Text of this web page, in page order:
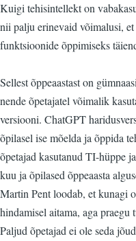
Kuigi tehisintellekt on
nii palju erinevaid võimalusi,
funktsioonide õppimiseks
Sellest õppeaastast on
nende õpetajatel võimalik
versiooni. ChatGPT
õpilasel ise mõelda ja õppida
õpetajad kasutanud TI-hüppe
kuu ja õpilased õppeaasta
Martin Pent loodab, et kunagi
hindamisel aitama, aga
Paljud õpetajad ei ole seda